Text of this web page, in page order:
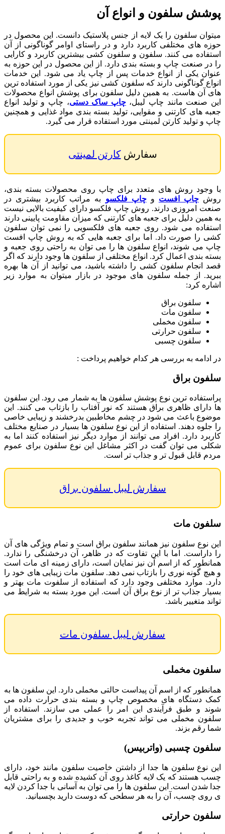
پوشش سلفون و انواع آن
میتوان سلفون را یک لایه از جنس پلاستیک دانست. این محصول در
حوزه های مختلفی کاربرد دارد و در راستای اوامر گوناگونی از آن
استفاده می کنند. سلفون و سلفون کشی بیشترین کاربرد و کارایی
را در صنعت چاپ و بسته بندی دارد. از این محصول در این حوزه به
عنوان یکی از انواع خدمات پس از چاپ یاد می شود. این خدمات
انواع گوناگونی دارند که سلفون کشی نیز یکی از مورد استفاده ترین
های آن هاست. به همین دلیل سلفون برای پوشش انواع محصولات
این صنعت مانند چاپ لیبل،چاپ ساک دستی، چاپ و تولید انواع
جعبه های کارتنی و مقوایی، تولید بسته بندی مواد غذایی و همچنین
چاپ و تولید کارتن لمینتی مورد استفاده قرار می گیرد.
سفارشکارتن لمینتی
با وجود روش های متعدد برای چاپ روی محصولات بسته بندی،
روشچاپ افست وچاپ فلکسو به مراتب کاربرد بیشتری در
صنعت امروزی دارند. روش چاپ فلکسو دارای کیفیت بالایی نیست
به همین دلیل برای جعبه های کارتنی که میزان مقاومت پایینی دارند
استفاده می شود. روی جعبه های فلکسویی را نمی توان سلفون
کشی را صورت داد. اما برای جعبه هایی که به روش چاپ افست
چاپ می شوند، انواع سلفون ها را می توان به راحتی روی جعبه و
بسته بندی اعمال کرد. انواع مختلفی از سلفون ها وجود دارند که اگر
قصد انجام سلفون کشی را داشته باشید، می توانید از آن ها بهره
ببرید. از جمله سلفون های موجود در بازار میتوان به موارد زیر
اشاره کرد:
سلفون براق
سلفون مات
سلفون مخملی
سلفون حرارتی
سلفون چسبی
در ادامه به بررسی هر کدام خواهیم پرداخت :
سلفون براق
پراستفاده ترین نوع پوشش سلفون ها به شمار می رود. این سلفون
ها دارای ظاهری براق هستند که نور آفتاب را بازتاب می کنند. این
موضوع باعث می شود در چشم مخاطبین بدرخشند و زیبایی خاصی
را جلوه دهند. استفاده از این نوع سلفون ها بسیار در صنایع مختلف
کاربرد دارد. افراد می توانند از موارد دیگر نیز استفاده کنند اما به
شکلی می توان گفت در اکثر مشاغل این نوع سلفون برای عموم
مردم قابل قبول تر و جذاب تر است.
سفارش لیبل سلفون براق
سلفون مات
این نوع سلفون نیز همانند سلفون براق است و تمام ویژگی های آن
را داراست. اما با این تفاوت که در ظاهر، آن درخشنگی را ندارد.
همانطور که از اسم آن نیز نمایان است، دارای زمینه ای مات است
و هیچ گونه نوری را بازتاب نمی دهد. سلفون مات زیبایی های خود را
دارد. موارد مختلفی وجود دارد که استفاده از سلفوت مات بهتر و
بسیار جذاب تر از نوع براق آن است. این مورد بسته به شرایط می
تواند متغییر باشد.
سفارش لیبل سلفون مات
سلفون مخملی
همانطور که از اسم آن پیداست حالتی مخملی دارد. این سلفون ها به
کمک دستگاه های مخصوص چاپ و بسته بندی حرارت داده می
شوند و طبق فرآیندی این امر را عملی می سازند. استفاده از
سلفون مخملی می تواند تجربه خوب و جدیدی را برای مشتریان
شما رقم بزند.
سلفون چسبی (واتربیس)
این نوع سلفون ها جدا از داشتن خاصیت سلفون مانند خود، دارای
چسب هستند که یک لایه کاغذ روی آن کشیده شده و به راحتی قابل
جدا شدن است. این سلفون ها را می توان به آسانی با جدا کردن لایه
ی روی چسب، آن را به هر سطحی که دوست دارید بچسبانید.
سلفون حرارتی